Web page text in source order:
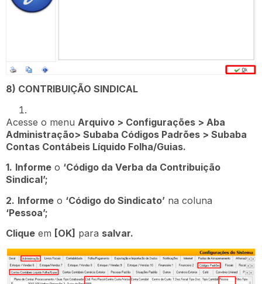
8) CONTRIBUIÇÃO SINDICAL
Acesse o menu Arquivo > Configurações > Aba
Administração> Subaba Códigos Padrões > Subaba
Contas Contábeis Líquido Folha/Guias.
1. Informe o ‘Código da Verba da Contribuição
Sindical’;
2. Informe o ‘Código do Sindicato’ na coluna
‘Pessoa’;
Clique em [OK] para salvar.